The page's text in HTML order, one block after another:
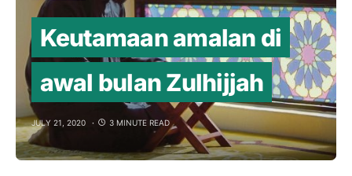
Keutamaan amalan di
awal bulan Zulhijjah
JULY 21, 2020 3 MINUTE READ